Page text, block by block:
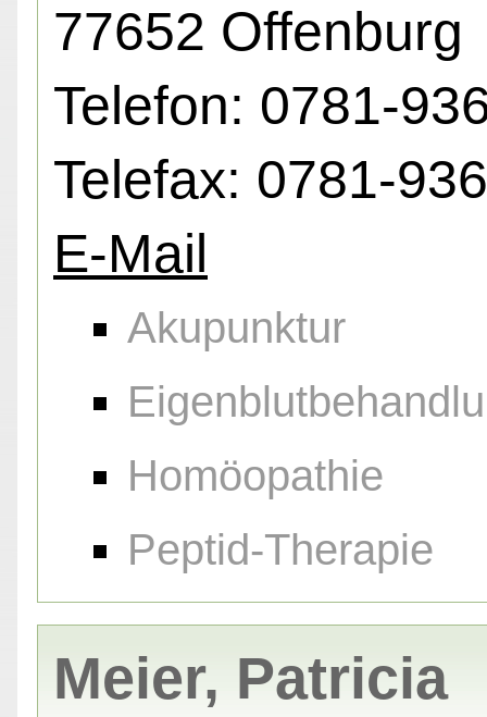
77652 Offenburg
Telefon: 0781-
Telefax: 0781-
E-Mail
Akupunktur
Homöopathie
Peptid-Therapie
Meier, Patricia